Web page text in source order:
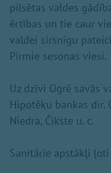
pilsētas valdes
ērtības un tie caur
valdei sirsnīgu
Pirmie sesonas viesi.
Uz dzīvi Ogrē savās
Hipotēku bankas dir.
Niedra, Čikste u. c.
Sanitārie apstākļi